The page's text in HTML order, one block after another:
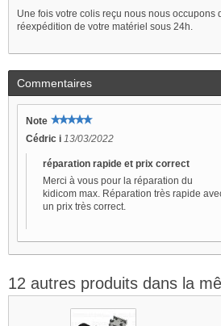
Une fois votre colis reçu nous nous occupons
réexpédition de votre matériel sous 24h.
Commentaires
Note
Cédric i 13/03/2022
réparation rapide et prix correct
Merci à vous pour la réparation du
kidicom max. Réparation très rapide
un prix très correct.
12 autres produits dans la